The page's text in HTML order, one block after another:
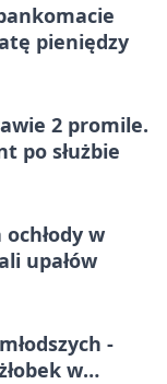
pieniędzy
2 promile.
po służbie
w
upałów
-
w